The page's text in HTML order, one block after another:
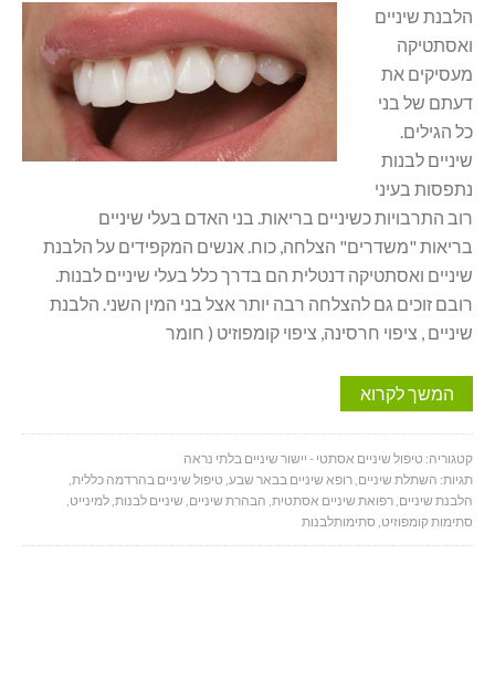
הלבנת שיניים
ואסתטיקה
מעסיקים את
דעתם של בני
כל הגילים.
שיניים לבנות
נתפסות בעיני
רוב התרבויות כשיניים בריאות. בני האדם בעלי שיניים
בריאות "משדרים" הצלחה, כוח. אנשים המקפידים על הלבנת
שיניים ואסתטיקה דנטלית הם בדרך כלל בעלי שיניים לבנות.
רובם זוכים גם להצלחה רבה יותר אצל בני המין השני. הלבנת
שיניים , ציפוי חרסינה, ציפוי קומפוזיט ( חומר
המשך לקרוא
קטגוריה: טיפול שיניים אסתטי - יישור שיניים בלתי נראה
תגיות: השתלת שיניים,רופא שיניים בבאר שבע, טיפול שיניים בהרדמה כללית,
הלבנת שיניים,רפואת שיניים אסתטית, הבהרת שיניים, שיניים לבנות,למינייט,
סתימות קומפוזיט, סתימותלבנות